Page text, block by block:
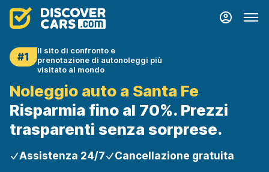
#1
Il sito di confronto e
prenotazione di autonoleggi più
visitato al mondo
Noleggio auto a Santa Fe
Risparmia fino al 70%. Prezzi
trasparenti senza sorprese.
Assistenza 24/7 Cancellazione gratuita